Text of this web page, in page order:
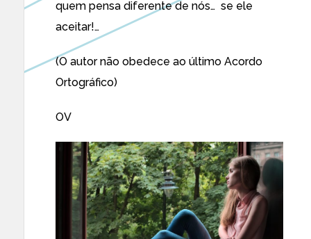
quem pensa diferente de nós… se ele
aceitar!…
(O autor não obedece ao último Acordo
Ortográfico)
OV